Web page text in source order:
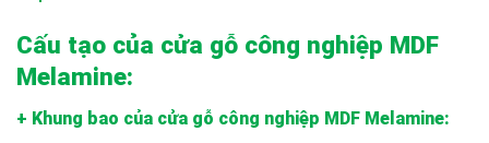
Cấu tạo của cửa gỗ công nghiệp MDF
Melamine:
+ Khung bao của cửa gỗ công nghiệp MDF Melamine: